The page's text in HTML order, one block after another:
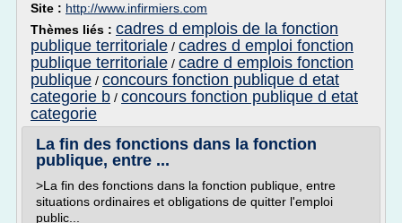
Site : http://www.infirmiers.com
Thèmes liés : cadres d emplois de la fonction
publique territoriale / cadres d emploi fonction
publique territoriale / cadre d emplois fonction
publique / concours fonction publique d etat
categorie b / concours fonction publique d etat
categorie
La fin des fonctions dans la fonction
publique, entre ...
>La fin des fonctions dans la fonction publique, entre
situations ordinaires et obligations de quitter l'emploi
public...